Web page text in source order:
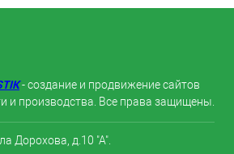
- создание и продвижение сайтов
и производства. Все права защищены.
Дорохова, д.10 "А".